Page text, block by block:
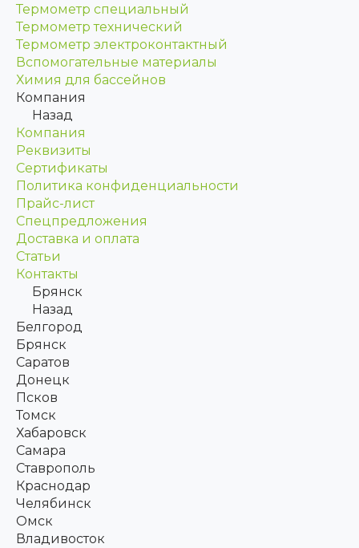
Термометр специальный
Термометр технический
Термометр электроконтактный
Вспомогательные материалы
Химия для бассейнов
Компания
Назад
Компания
Реквизиты
Сертификаты
Политика конфиденциальности
Прайс-лист
Спецпредложения
Доставка и оплата
Статьи
Контакты
Брянск
Назад
Белгород
Брянск
Саратов
Донецк
Псков
Томск
Хабаровск
Самара
Ставрополь
Краснодар
Челябинск
Омск
Владивосток